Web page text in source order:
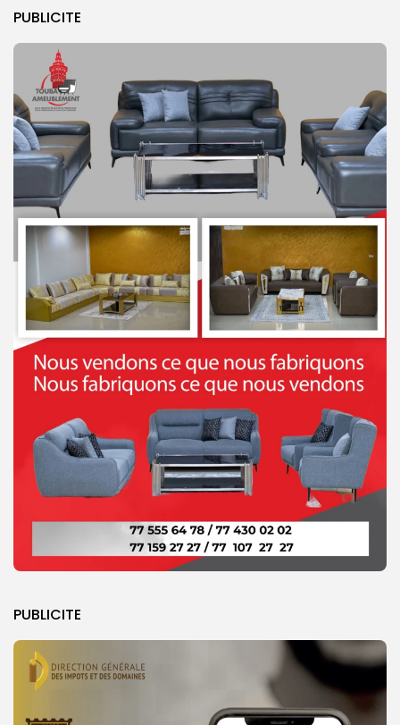
PUBLICITE
PUBLICITE